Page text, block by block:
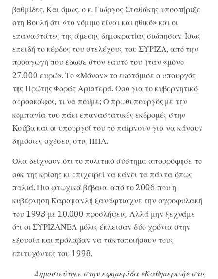
βαθμίδες. Και όμως, ο κ. Γιώργος Σταθάκης υποστήριξε
στη Βουλή ότι «το νόμιμο είναι και ηθικό» και οι
επαναστάτες της άμεσης δημοκρατίας σιώπησαν. Ισως
επειδή το κέρδος του στελέχους του ΣΥΡΙΖΑ, από την
προαγωγή που έδωσε στον εαυτό του ήταν «μόνο
27.000 ευρώ». Το «Μόνον» το εκστόμισε ο υπουργός
της Πρώτης Φοράς Αριστερά. Οσο για το κυβερνητικό
αεροσκάφος, τι να πούμε; Ο πρωθυπουργός με την
κομπανία του πάει επαναστατικές εκδρομές στην
Κούβα και οι υπουργοί του το παίρνουν για να κάνουν
δημόσιες σχέσεις στις ΗΠΑ.
Ολα δείχνουν ότι το πολιτικό σύστημα απορρόφησε το
σοκ της κρίσης κι επιχειρεί να κάνει τα πάντα όπως
παλιά. Πιο φτωχικά βέβαια, από το 2006 που η
κυβέρνηση Καραμανλή ξανάφτιαχνε την αγροφυλακή
του 1993 με 10.000 προσλήψεις. Αλλά μην ξεχνάμε
ότι οι ΣΥΡΙΖΑΝΕΛ μόλις έκλεισαν δύο χρόνια στην
εξουσία και πρόλαβαν να τακτοποιήσουν τους
επιτυχόντες του 1998.
Δημοσιεύτηκε στην εφημερίδα «Καθημερινή» στις